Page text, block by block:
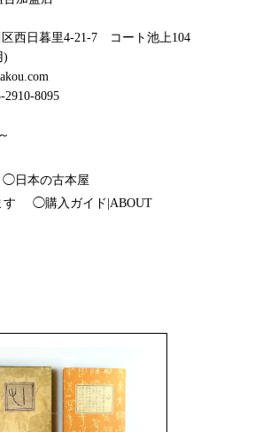
西日暮里4-21-7 コート池上104
)
8095
◯日本の古本屋
す
◯購入ガイド|ABOUT